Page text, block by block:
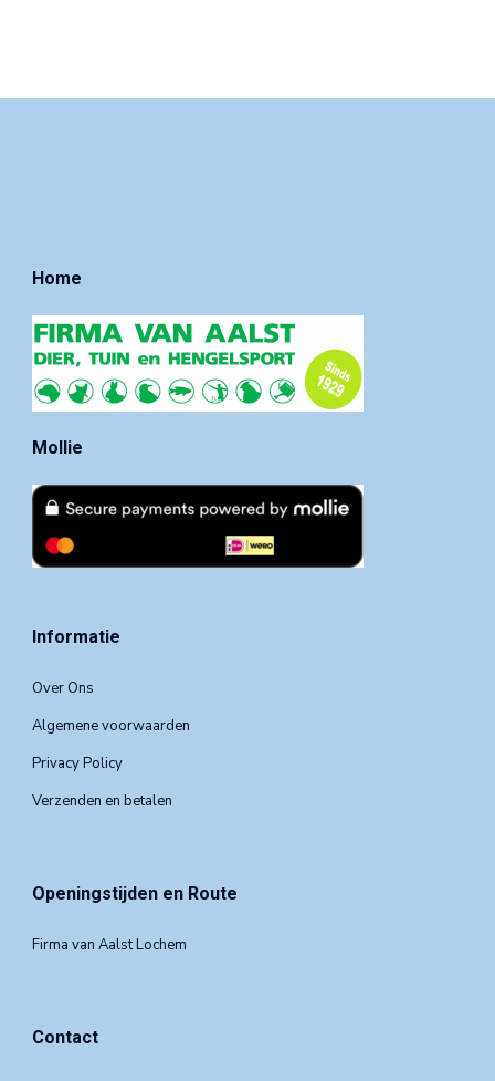
Home
Mollie
Informatie
Over Ons
Algemene voorwaarden
Privacy Policy
Verzenden en betalen
Openingstijden en Route
Firma van Aalst Lochem
Contact